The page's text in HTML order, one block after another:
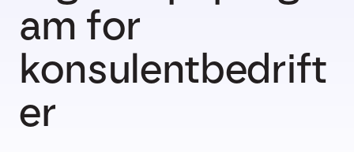
am for
konsulentbedrift
er